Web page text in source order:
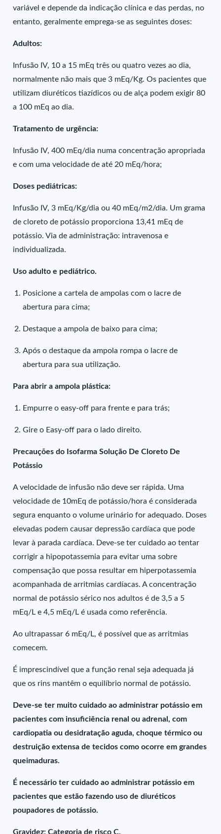
variável e depende da indicação clínica e das perdas, no
entanto, geralmente emprega-se as seguintes doses:
Adultos:
Infusão IV, 10 a 15 mEq três ou quatro vezes ao dia,
normalmente não mais que 3 mEq/Kg. Os pacientes que
utilizam diuréticos tiazídicos ou de alça podem exigir 80
a 100 mEq ao dia.
Tratamento de urgência:
Infusão IV, 400 mEq/dia numa concentração apropriada
e com uma velocidade de até 20 mEq/hora;
Doses pediátricas:
Infusão IV, 3 mEq/Kg/dia ou 40 mEq/m2/dia. Um grama
de cloreto de potássio proporciona 13,41 mEq de
potássio. Via de administração: intravenosa e
individualizada.
Uso adulto e pediátrico.
Posicione a cartela de ampolas com o lacre de
abertura para cima;
Destaque a ampola de baixo para cima;
Após o destaque da ampola rompa o lacre de
abertura para sua utilização.
Para abrir a ampola plástica:
Empurre o easy-off para frente e para trás;
Gire o Easy-off para o lado direito.
Precauções do Isofarma Solução De Cloreto De
Potássio
A velocidade de infusão não deve ser rápida. Uma
velocidade de 10mEq de potássio/hora é considerada
segura enquanto o volume urinário for adequado. Doses
elevadas podem causar depressão cardíaca que pode
levar à parada cardíaca. Deve-se ter cuidado ao tentar
corrigir a hipopotassemia para evitar uma sobre
compensação que possa resultar em hiperpotassemia
acompanhada de arritmias cardíacas. A concentração
normal de potássio sérico nos adultos é de 3,5 a 5
mEq/L e 4,5 mEq/L é usada como referência.
Ao ultrapassar 6 mEq/L, é possível que as arritmias
comecem.
É imprescindível que a função renal seja adequada já
que os rins mantêm o equilíbrio normal de potássio.
Deve-se ter muito cuidado ao administrar potássio em
pacientes com insuficiência renal ou adrenal, com
cardiopatia ou desidratação aguda, choque térmico ou
destruição extensa de tecidos como ocorre em grandes
queimaduras.
É necessário ter cuidado ao administrar potássio em
pacientes que estão fazendo uso de diuréticos
poupadores de potássio.
Gravidez: Categoria de risco C.